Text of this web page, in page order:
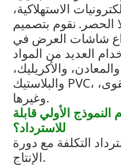
الاستهلاكية،
الحصر. نقوم بتصميم
شاشات العرض في
العديد من المواد
والأكريليك،
والبلاستيك PVC، والزجاج المقوى،
وغيرها.
النموذج الأولي قابلة
للاسترداد؟
التكلفة مع دورة
الإنتاج.